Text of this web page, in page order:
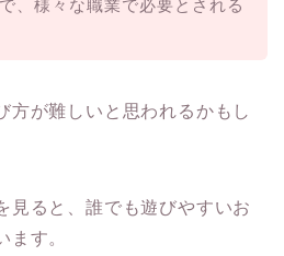
、様々な職業で必要とされる
方が難しいと思われるかもし
見ると、誰でも遊びやすいお
ます。